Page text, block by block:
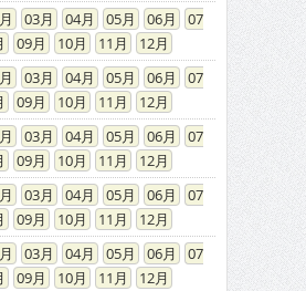
03 04 05 06
07
09 10 11
12
03 04 05 06
07
09 10 11
12
03 04 05 06
07
09 10 11
12
03 04 05 06
07
09 10 11
12
03 04 05 06
07
09 10 11
12